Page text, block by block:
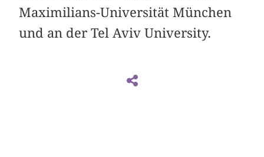
Maximilians-Universität München
und an der Tel Aviv University.